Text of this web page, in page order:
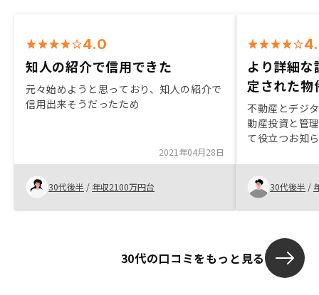
4.0
知人の紹介で信用できた
元々始めようと思っており、知人の紹介で
信用出来そうだったため
2021年04月28日
30代後半 / 年収2100万円台
より詳細
定された物
不動産とデジ
動産投資と管
て役立つお知
クリーニング
ードマップな
様々な質問を
きた。修繕積
約前に詳しく
なのでメリッ
るが、デメリ
30代後半 /
30代の口コミをもっと見る